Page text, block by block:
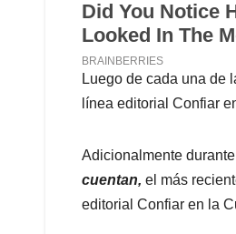
Luego de cada una de
línea editorial Confiar
Adicionalmente
cuentan, el más
editorial Confiar en la